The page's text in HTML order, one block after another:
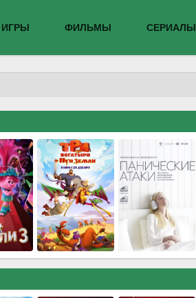
ИГРЫ ФИЛЬМЫ СЕРИАЛЫ